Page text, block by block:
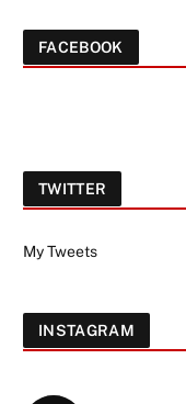
FACEBOOK
TWITTER
My Tweets
INSTAGRAM